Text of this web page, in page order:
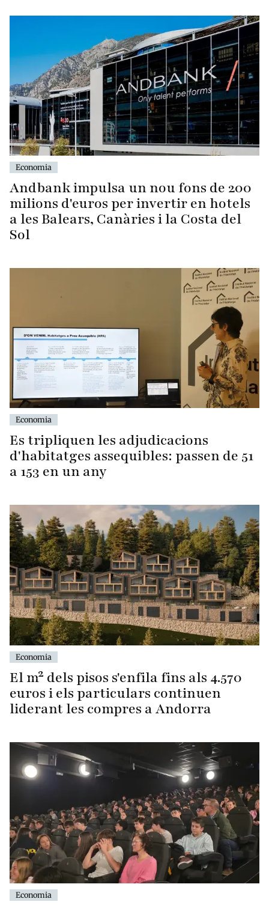
Economia
Andbank impulsa un nou fons de 200
milions d'euros per invertir en hotels
a les Balears, Canàries i la Costa del
Sol
Economia
Es tripliquen les adjudicacions
d'habitatges assequibles: passen de 51
a 153 en un any
Economia
El m² dels pisos s'enfila fins als 4.570
euros i els particulars continuen
liderant les compres a Andorra
Economia